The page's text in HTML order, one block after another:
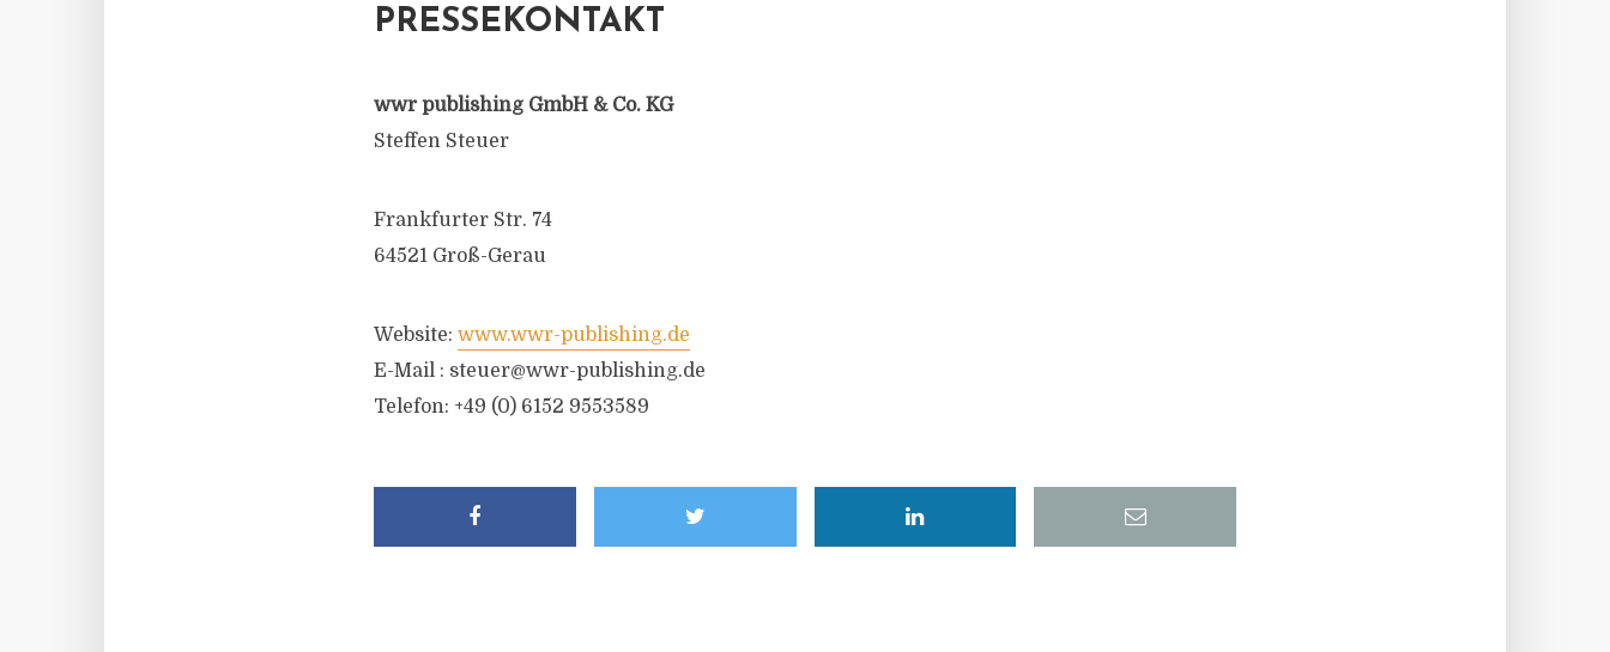
PRESSEKONTAKT
wwr publishing GmbH & Co. KG
Steffen Steuer
Frankfurter Str. 74
64521 Groß-Gerau
Website: www.wwr-publishing.de
E-Mail : steuer@wwr-publishing.de
Telefon: +49 (0) 6152 9553589